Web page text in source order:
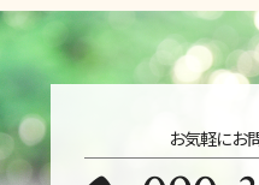
お気軽にお